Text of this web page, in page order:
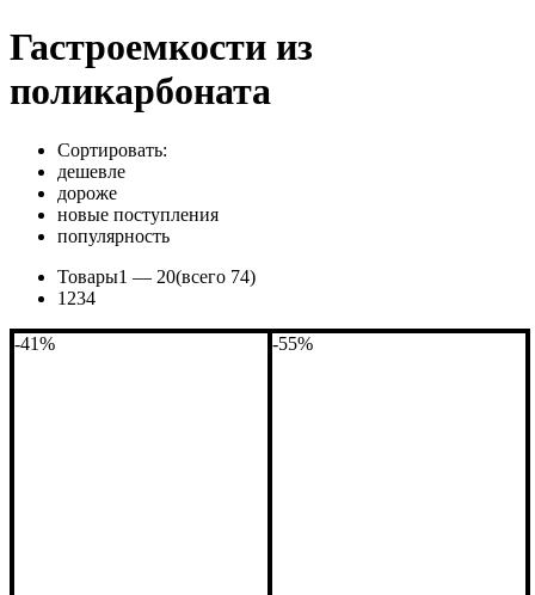
Гастроемкости из
поликарбоната
Сортировать:
дешевле
дороже
новые поступления
популярность
Товары1 — 20(всего 74)
1 234
-41% -55%